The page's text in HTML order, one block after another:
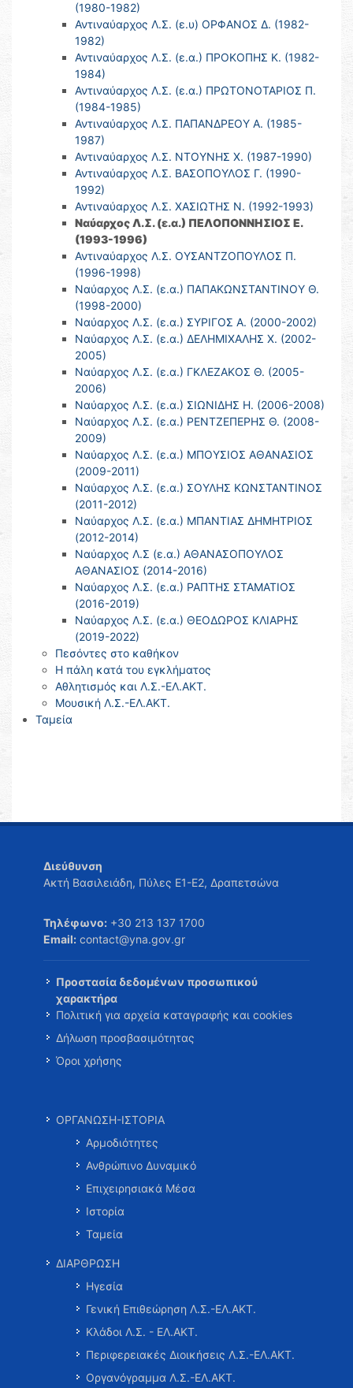
(1980-1982)
Αντιναύαρχος Λ.Σ. (ε.υ) ΟΡΦΑΝΟΣ Δ. (1982-
1982)
Αντιναύαρχος Λ.Σ. (ε.α.) ΠΡΟΚΟΠΗΣ Κ. (1982-
1984)
Αντιναύαρχος Λ.Σ. (ε.α.) ΠΡΩΤΟΝΟΤΑΡΙΟΣ Π.
(1984-1985)
Αντιναύαρχος Λ.Σ. ΠΑΠΑΝΔΡΕΟΥ Α. (1985-
1987)
Αντιναύαρχος Λ.Σ. ΝΤΟΥΝΗΣ Χ. (1987-1990)
Αντιναύαρχος Λ.Σ. ΒΑΣΟΠΟΥΛΟΣ Γ. (1990-
1992)
Αντιναύαρχος Λ.Σ. ΧΑΣΙΩΤΗΣ Ν. (1992-1993)
Ναύαρχος Λ.Σ. (ε.α.) ΠΕΛΟΠΟΝΝΗΣΙΟΣ Ε.
(1993-1996)
Αντιναύαρχος Λ.Σ. ΟΥΣΑΝΤΖΟΠΟΥΛΟΣ Π.
(1996-1998)
Ναύαρχος Λ.Σ. (ε.α.) ΠΑΠΑΚΩΝΣΤΑΝΤΙΝΟΥ Θ.
(1998-2000)
Ναύαρχος Λ.Σ. (ε.α.) ΣΥΡΙΓΟΣ Α. (2000-2002)
Ναύαρχος Λ.Σ. (ε.α.) ΔΕΛΗΜΙΧΑΛΗΣ Χ. (2002-
2005)
Ναύαρχος Λ.Σ. (ε.α.) ΓΚΛΕΖΑΚΟΣ Θ. (2005-
2006)
Ναύαρχος Λ.Σ. (ε.α.) ΣΙΩΝΙΔΗΣ Η. (2006-2008)
Ναύαρχος Λ.Σ. (ε.α.) ΡΕΝΤΖΕΠΕΡΗΣ Θ. (2008-
2009)
Ναύαρχος Λ.Σ. (ε.α.) ΜΠΟΥΣΙΟΣ ΑΘΑΝΑΣΙΟΣ
(2009-2011)
Ναύαρχος Λ.Σ. (ε.α.) ΣΟΥΛΗΣ ΚΩΝΣΤΑΝΤΙΝΟΣ
(2011-2012)
Ναύαρχος Λ.Σ. (ε.α.) ΜΠΑΝΤΙΑΣ ΔΗΜΗΤΡΙΟΣ
(2012-2014)
Ναύαρχος Λ.Σ (ε.α.) ΑΘΑΝΑΣΟΠΟΥΛΟΣ
ΑΘΑΝΑΣΙΟΣ (2014-2016)
Ναύαρχος Λ.Σ. (ε.α.) ΡΑΠΤΗΣ ΣΤΑΜΑΤΙΟΣ
(2016-2019)
Ναύαρχος Λ.Σ. (ε.α.) ΘΕΟΔΩΡΟΣ ΚΛΙΑΡΗΣ
(2019-2022)
Πεσόντες στο καθήκον
Η πάλη κατά του εγκλήματος
Αθλητισμός και Λ.Σ.-ΕΛ.ΑΚΤ.
Μουσική Λ.Σ.-ΕΛ.ΑΚΤ.
Ταμεία
Διεύθυνση
Ακτή Βασιλειάδη, Πύλες Ε1-Ε2, Δραπετσώνα
Τηλέφωνο: +30 213 137 1700
Email: contact@yna.gov.gr
Προστασία δεδομένων προσωπικού
χαρακτήρα
Πολιτική για αρχεία καταγραφής και cookies
Δήλωση προσβασιμότητας
Όροι χρήσης
ΟΡΓΑΝΩΣΗ-ΙΣΤΟΡΙΑ
Αρμοδιότητες
Ανθρώπινο Δυναμικό
Επιχειρησιακά Μέσα
Ιστορία
Ταμεία
ΔΙΑΡΘΡΩΣΗ
Ηγεσία
Γενική Επιθεώρηση Λ.Σ.-ΕΛ.ΑΚΤ.
Κλάδοι Λ.Σ. - ΕΛ.ΑΚΤ.
Περιφερειακές Διοικήσεις Λ.Σ.-ΕΛ.ΑΚΤ.
Οργανόγραμμα Λ.Σ.-ΕΛ.ΑΚΤ.